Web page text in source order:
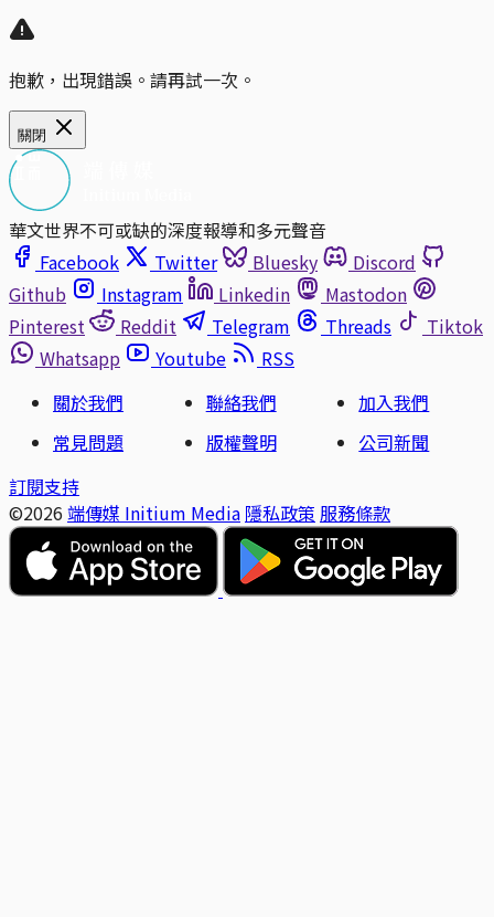
抱歉，出現錯誤。請再試一次。
關閉
華文世界不可或缺的深度報導和多元聲音
Facebook
Twitter Bluesky
Discord
Github
Instagram Linkedin
Mastodon
Pinterest
Reddit Telegram Threads
Tiktok
Whatsapp
Youtube
RSS
關於我們
聯絡我們
加入我們
常見問題
版權聲明
公司新聞
訂閱支持
©2026 端傳媒 Initium Media 隱私政策 服務條款